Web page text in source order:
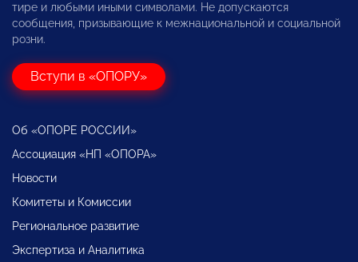
тире и любыми иными символами. Не допускаются
сообщения, призывающие к межнациональной и социальной
розни.
Вступи в «ОПОРУ»
Об «ОПОРЕ РОССИИ»
Ассоциация «НП «ОПОРА»
Новости
Комитеты и Комиссии
Региональное развитие
Экспертиза и Аналитика